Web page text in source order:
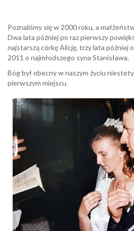
Poznaliśmy się w 2000 roku, a
Dwa lata później po raz pierwszy
najstarszą córkę Alicję, trzy lata później
2011 o najmłodszego syna Stanisława.
Bóg był obecny w naszym życiu
pierwszym miejscu.